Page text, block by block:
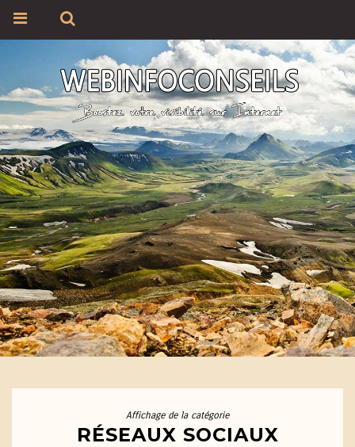
Affichage de la catégorie
RÉSEAUX SOCIAUX